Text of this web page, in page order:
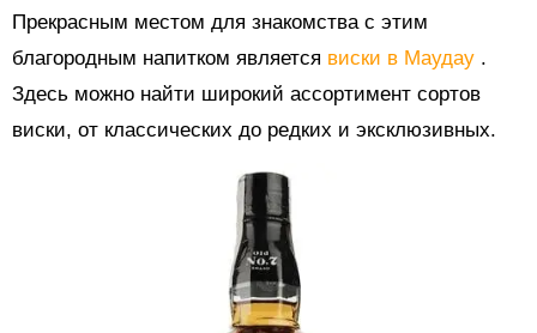
Прекрасным местом для знакомства с этим
благородным напитком является виски в Маудау .
Здесь можно найти широкий ассортимент сортов
виски, от классических до редких и эксклюзивных.